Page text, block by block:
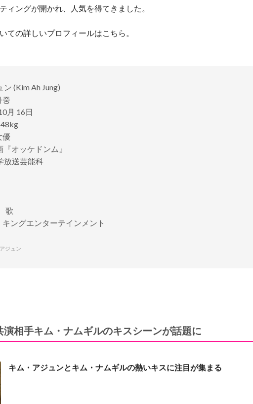
ィングが開かれ、人気を得てきました。
ての詳しいプロフィールはこちら。
(Kim Ah Jung)
중
月 16日
優
オッケドンム』
放送芸能科
歌
ングエンターテインメント
ジュン
演相手キム・ナムギルのキスシーンが話題に
キム・アジュンとキム・ナムギルの熱いキスに注目が集まる